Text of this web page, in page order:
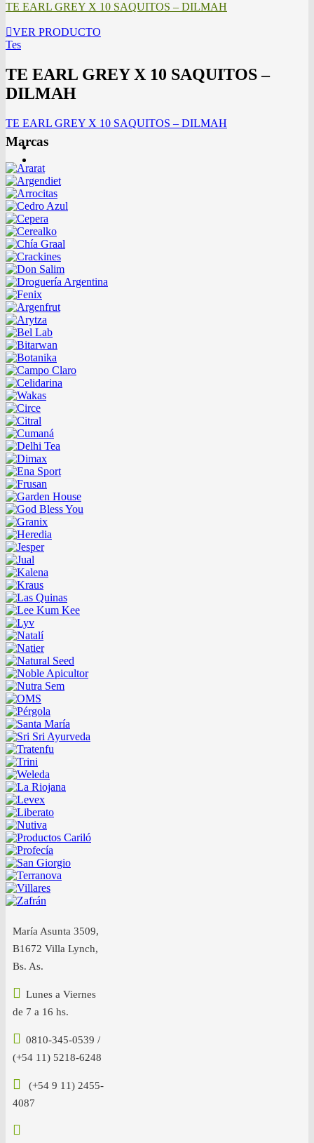
TE EARL GREY X 10 SAQUITOS – DILMAH
VER PRODUCTO
Tes
TE EARL GREY X 10 SAQUITOS –
DILMAH
TE EARL GREY X 10 SAQUITOS – DILMAH
Marcas
María Asunta 3509,
B1672 Villa Lynch,
Bs. As.
Lunes a Viernes
de 7 a 16 hs.
0810-345-0539 /
(+54 11) 5218-6248
(+54 9 11) 2455-
4087